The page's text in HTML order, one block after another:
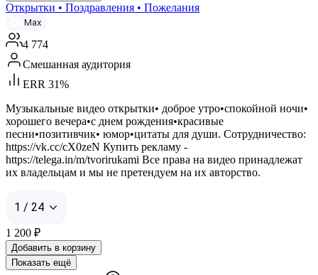
Открытки • Поздравления • Пожелания
Max
4 774
Смешанная аудитория
ERR 31%
Музыкальные видео открытки• доброе утро•спокойной ночи•
хорошего вечера•с днем рождения•красивые
песни•позитивчик• юмор•цитаты для души. Сотрудничество:
https://vk.cc/cX0zeN Купить рекламу -
https://telega.in/m/tvorirukami Все права на видео принадлежат
их владельцам и мы не претендуем на их авторство.
1 / 24
1 200 ₽
Добавить в корзину
Показать ещё